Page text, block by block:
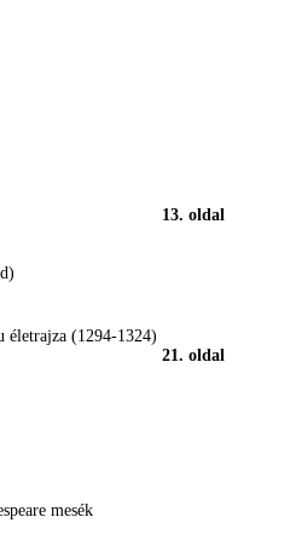
13. oldal
(1294-1324)
mesék
21. oldal